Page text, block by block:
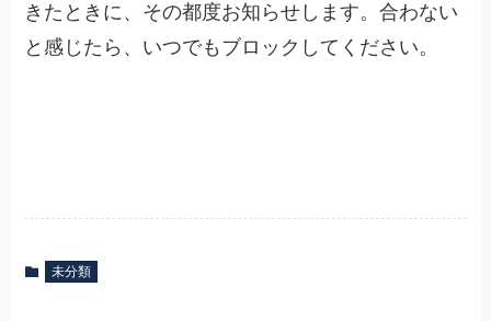
きたときに、その都度お知らせします。合わない
と感じたら、いつでもブロックしてください。
未分類